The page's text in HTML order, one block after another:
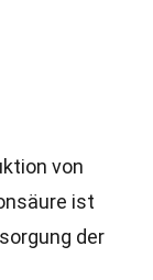
von
ist
der